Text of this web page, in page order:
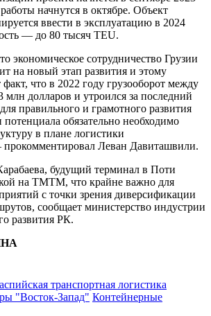
начнутся в октябре. Объект
ввести в эксплуатацию в 2024
— до 80 тысяч TEU.
экономическое сотрудничество Грузии
на новый этап развития и этому
факт, что в 2022 году грузооборот между
млн долларов и утроился за последний
правильного и грамотного развития
обязательно необходимо
в плане логистики
прокомментировал Леван Давиташвили.
будущий терминал в Поти
на ТМТМ, что крайне важно для
с точки зрения диверсификации
сообщает министерство индустрии
развития РК.
транспортная логистика
"Восток-Запад" Контейнерные